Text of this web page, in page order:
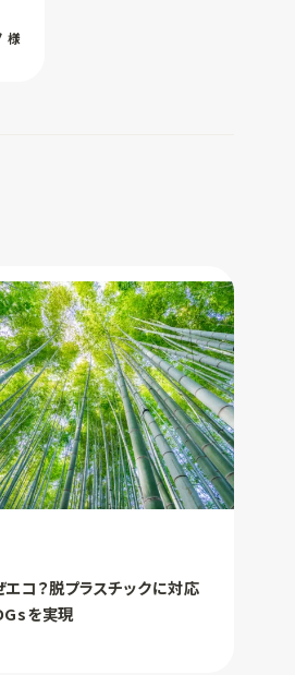
様
エコ？脱プラスチックに対応
を実現